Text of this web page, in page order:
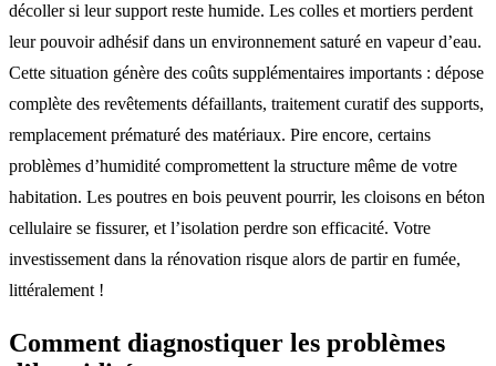
décoller si leur support reste humide. Les colles et mortiers perdent
leur pouvoir adhésif dans un environnement saturé en vapeur d’eau.
Cette situation génère des coûts supplémentaires importants : dépose
complète des revêtements défaillants, traitement curatif des supports,
remplacement prématuré des matériaux. Pire encore, certains
problèmes d’humidité compromettent la structure même de votre
habitation. Les poutres en bois peuvent pourrir, les cloisons en béton
cellulaire se fissurer, et l’isolation perdre son efficacité. Votre
investissement dans la rénovation risque alors de partir en fumée,
littéralement !
Comment diagnostiquer les problèmes